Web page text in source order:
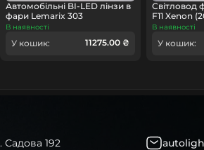
Автомобільні BI-LED лінзи в
фари Lemarix 303
В наявності
У кошик: 11275.00 ₴
Світловод
F11 Xenon
правий
В наявності
У кошик:
Садова 192